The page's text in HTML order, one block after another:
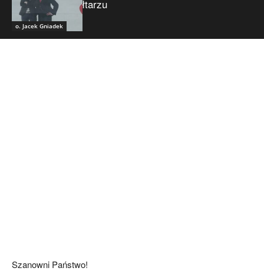
o. Jacek Gniadek
ołtarzu
Szanowni Państwo!